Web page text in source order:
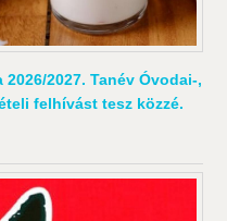
2027. Tanév Óvodai-,
felhívást tesz közzé.